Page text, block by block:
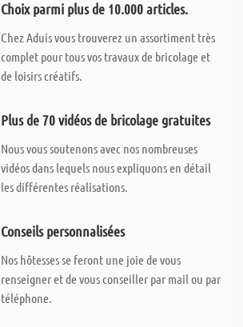
Choix parmi plus de 10.000 articles.
Chez Aduis vous trouverez un assortiment très
complet pour tous vos travaux de bricolage et
de loisirs créatifs.
Plus de 70 vidéos de bricolage gratuites
Nous vous soutenons avec nos nombreuses
vidéos dans lequels nous expliquons en détail
les différentes réalisations.
Conseils personnalisées
Nos hôtesses se feront une joie de vous
renseigner et de vous conseiller par mail ou par
téléphone.